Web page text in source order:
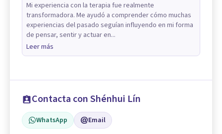
Mi experiencia con la terapia fue realmente
transformadora. Me ayudó a comprender cómo muchas
experiencias del pasado seguían influyendo en mi forma
de pensar, sentir y actuar en...
Leer más
Contacta con Shénhui Lín
WhatsApp Email